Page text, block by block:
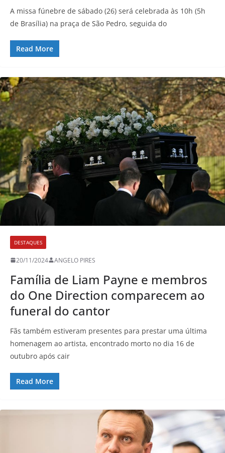
A missa fúnebre de sábado (26) será celebrada às 10h (5h
de Brasília) na praça de São Pedro, seguida do
Read More
DESTAQUES
20/11/2024 ANGELO PIRES
Família de Liam Payne e membros
do One Direction comparecem ao
funeral do cantor
Fãs também estiveram presentes para prestar uma última
homenagem ao artista, encontrado morto no dia 16 de
outubro após cair
Read More